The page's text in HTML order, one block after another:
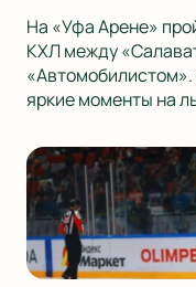
На «Уфа Арене»
КХЛ между
яркие моменты на